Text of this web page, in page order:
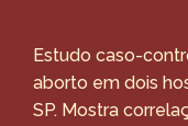
Estudo caso-
aborto em dois
SP. Mostra